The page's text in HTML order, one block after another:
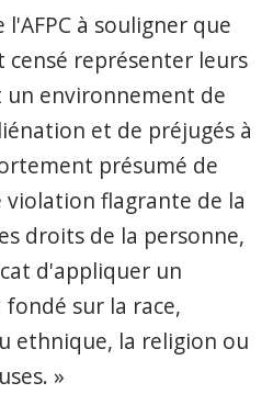
à souligner que
censé représenter leurs
environnement de
et de préjugés à
présumé de
violation flagrante de la
droits de la personne,
d'appliquer un
sur la race,
ethnique, la religion ou
»